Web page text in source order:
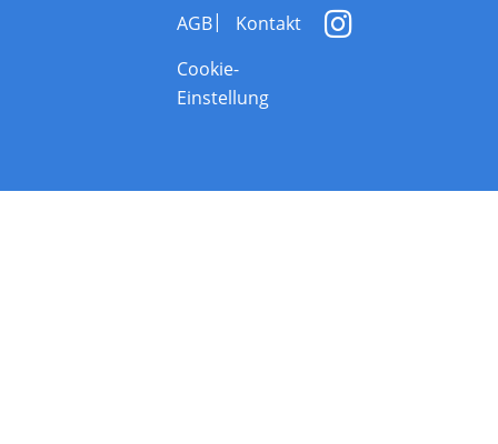
AGB
Kontakt
Cookie-
Einstellung